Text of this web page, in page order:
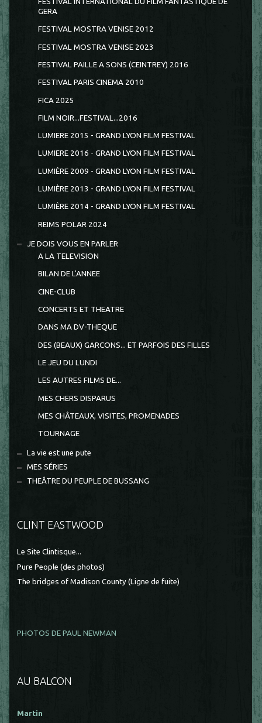
GERA
FESTIVAL MOSTRA VENISE 2012
FESTIVAL MOSTRA VENISE 2023
FESTIVAL PAILLE A SONS (CEINTREY) 2016
FESTIVAL PARIS CINEMA 2010
FICA 2025
FILM NOIR...FESTIVAL...2016
LUMIERE 2015 - GRAND LYON FILM FESTIVAL
LUMIERE 2016 - GRAND LYON FILM FESTIVAL
LUMIÈRE 2009 - GRAND LYON FILM FESTIVAL
LUMIÈRE 2013 - GRAND LYON FILM FESTIVAL
LUMIÈRE 2014 - GRAND LYON FILM FESTIVAL
REIMS POLAR 2024
JE DOIS VOUS EN PARLER
A LA TELEVISION
BILAN DE L'ANNEE
CINE-CLUB
CONCERTS ET THEATRE
DANS MA DV-THEQUE
DES (BEAUX) GARCONS... ET PARFOIS DES FILLES
LE JEU DU LUNDI
LES AUTRES FILMS DE...
MES CHERS DISPARUS
MES CHÂTEAUX, VISITES, PROMENADES
TOURNAGE
La vie est une pute
MES SÉRIES
THEÂTRE DU PEUPLE DE BUSSANG
CLINT EASTWOOD
Le Site Clintisque...
Pure People (des photos)
The bridges of Madison County (Ligne de fuite)
PHOTOS DE PAUL NEWMAN
AU BALCON
Martin